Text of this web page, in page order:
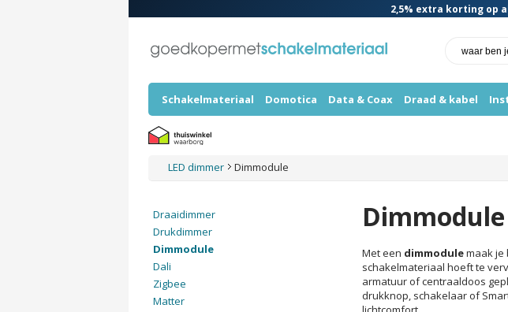
2,5% extra korting op
Schakelmateriaal Domotica Data & Coax Draad & kabel
LED dimmer Dimmodule
Dimmodule
Met een dimmodulemaak je
schakelmateriaal hoeft te
armatuur of centraaldoos
drukknop, schakelaar of
Draaidimmer
Drukdimmer
Dimmodule
Dali
Zigbee
Matter